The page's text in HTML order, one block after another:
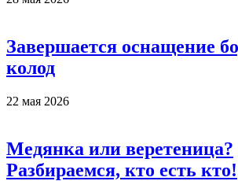
Завершается оснащение
колод
22 мая 2026
Медянка или веретеница?
Разбираемся, кто есть кто!